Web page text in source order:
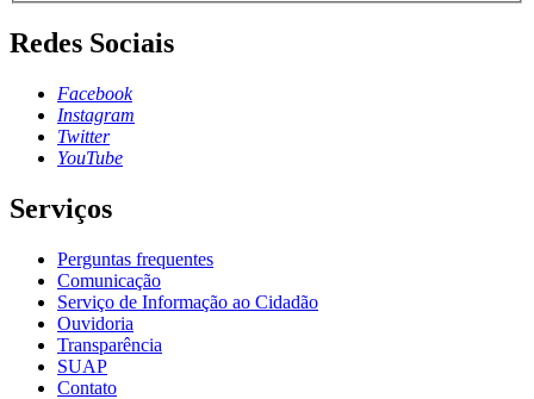
Redes Sociais
Facebook
Instagram
Twitter
YouTube
Serviços
Perguntas frequentes
Comunicação
Serviço de Informação ao Cidadão
Ouvidoria
Transparência
SUAP
Contato